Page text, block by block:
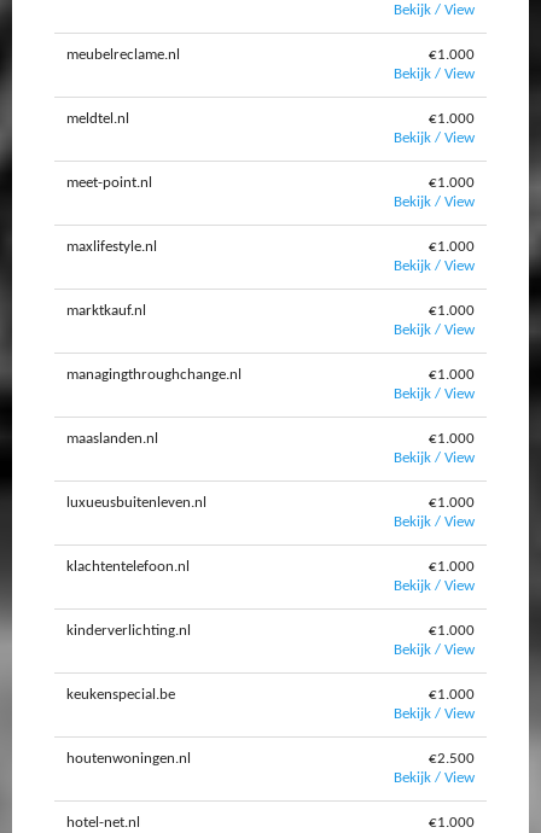
Bekijk / View
meubelreclame.nl
€1.000
Bekijk / View
meldtel.nl
€1.000
Bekijk / View
meet-point.nl
€1.000
Bekijk / View
maxlifestyle.nl
€1.000
Bekijk / View
marktkauf.nl
€1.000
Bekijk / View
managingthroughchange.nl
€1.000
Bekijk / View
maaslanden.nl
€1.000
Bekijk / View
luxueusbuitenleven.nl
€1.000
Bekijk / View
klachtentelefoon.nl
€1.000
Bekijk / View
kinderverlichting.nl
€1.000
Bekijk / View
keukenspecial.be
€1.000
Bekijk / View
houtenwoningen.nl
€2.500
Bekijk / View
hotel-net.nl
€1.000